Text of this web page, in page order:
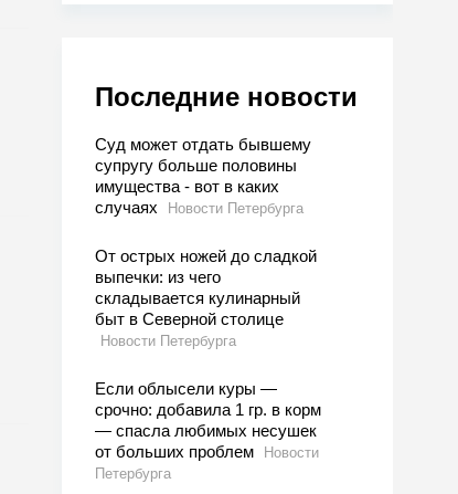
Последние новости
Суд может отдать бывшему
супругу больше половины
имущества - вот в каких
случаях
Новости Петербурга
От острых ножей до сладкой
выпечки: из чего
складывается кулинарный
быт в Северной столице
Новости Петербурга
Если облысели куры —
срочно: добавила 1 гр. в корм
— спасла любимых несушек
от больших проблем
Новости
Петербурга